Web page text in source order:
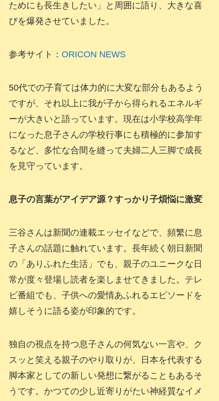
ためにも長生きしたい」と周囲に語り、大きな喜
びを爆発させていました。
参考サイト： ORICON NEWS
50代での子育ては体力的に大変な部分もあるよう
ですが、それ以上に我が子から得られるエネルギ
ーが大きいと語っています。現在は小学校高学年
になった息子さんの学校行事にも積極的に参加す
るなど、多忙な合間を縫って夫婦二人三脚で成長
を見守っています。
息子の言葉がアイデア源？すっかり子煩悩に激変
三谷さんは新聞の連載エッセイなどで、頻繁に息
子さんの話題に触れています。長年続く朝日新聞
の「ありふれた生活」でも、親子のユニークな日
常が度々登場し読者を楽しませてきました。テレ
ビ番組でも、子供への愛情あふれるエピソードを
嬉しそうに語る姿が印象的です。
独自の視点を持つ息子さんの何気ない一言や、ク
スッと笑える親子のやり取りが、日本を代表する
脚本家としての新しい発想に繋がることもあるそ
うです。かつての少し近寄りがたい神経質なイメ